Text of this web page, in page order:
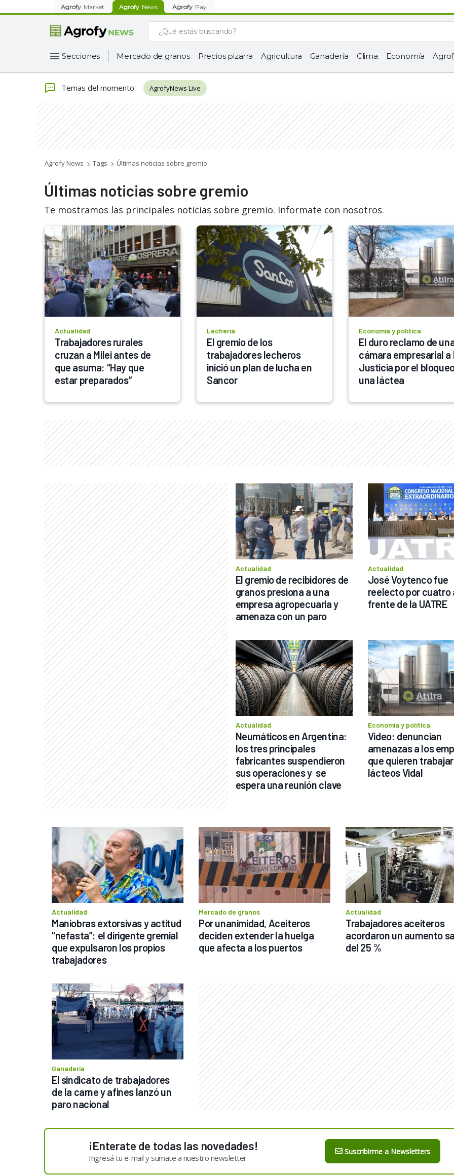
Agrofy Market Agrofy News Agrofy Pay
Secciones Mercado de granos Precios pizarra Agricultura Ganadería Clima Economía
Temas del momento: AgrofyNews Live
Agrofy News Tags Últimas noticias sobre gremio
Últimas noticias sobre gremio
Te mostramos las principales noticias sobre gremio. Informate con nosotros.
Actualidad
Trabajadores rurales
cruzan a Milei antes de
que asuma: “Hay que
estar preparados”
Lechería
El gremio de los
trabajadores lecheros
inició un plan de lucha en
Sancor
Economía y política
El duro reclamo de
cámara empresarial a
Justicia por el
una láctea
Actualidad
El gremio de recibidores de
granos presiona a una
empresa agropecuaria y
amenaza con un paro
Actualidad
José Voytenco fue
reelecto por cuatro
frente de la UATRE
Actualidad
Neumáticos en Argentina:
los tres principales
fabricantes suspendieron
sus operaciones y  se
espera una reunión clave
Economía y política
Video: denuncian
amenazas a los
que quieren
lácteos Vidal
Actualidad
Maniobras extorsivas y actitud
“nefasta”: el dirigente gremial
que expulsaron los propios
trabajadores
Mercado de granos
Por unanimidad, Aceiteros
deciden extender la huelga
que afecta a los puertos
Actualidad
Trabajadores aceiteros
acordaron un aumento
Ganadería
El sindicato de trabajadores
de la carne y afines lanzó un
¡Enterate de todas las novedades!
Ingresá tu e-mail y sumate a nuestro newsletter
Suscribirme a Newsletters